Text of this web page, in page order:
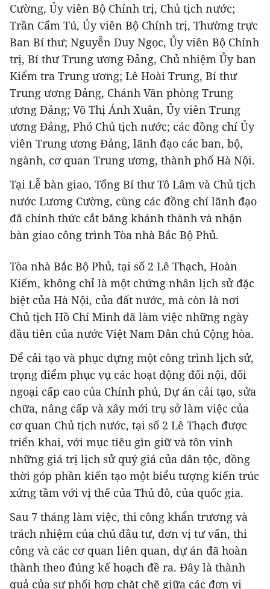
Cường, Ủy viên Bộ Chính trị, Chủ tịch nước;
Trần Cẩm Tú, Ủy viên Bộ Chính trị, Thường trực
Ban Bí thư; Nguyễn Duy Ngọc, Ủy viên Bộ Chính
trị, Bí thư Trung ương Đảng, Chủ nhiệm Ủy ban
Kiểm tra Trung ương; Lê Hoài Trung, Bí thư
Trung ương Đảng, Chánh Văn phòng Trung
ương Đảng; Võ Thị Ánh Xuân, Ủy viên Trung
ương Đảng, Phó Chủ tịch nước; các đồng chí Ủy
viên Trung ương Đảng, lãnh đạo các ban, bộ,
ngành, cơ quan Trung ương, thành phố Hà Nội.
Tại Lễ bàn giao, Tổng Bí thư Tô Lâm và Chủ tịch
nước Lương Cường, cùng các đồng chí lãnh đạo
đã chính thức cắt băng khánh thành và nhận
bàn giao công trình Tòa nhà Bắc Bộ Phủ.
Tòa nhà Bắc Bộ Phủ, tại số 2 Lê Thạch, Hoàn
Kiếm, không chỉ là một chứng nhân lịch sử đặc
biệt của Hà Nội, của đất nước, mà còn là nơi
Chủ tịch Hồ Chí Minh đã làm việc những ngày
đầu tiên của nước Việt Nam Dân chủ Cộng hòa.
Để cải tạo và phục dựng một công trình lịch sử,
trọng điểm phục vụ các hoạt động đối nội, đối
ngoại cấp cao của Chính phủ, Dự án cải tạo, sửa
chữa, nâng cấp và xây mới trụ sở làm việc của
cơ quan Chủ tịch nước, tại số 2 Lê Thạch được
triển khai, với mục tiêu gìn giữ và tôn vinh
những giá trị lịch sử quý giá của dân tộc, đồng
thời góp phần kiến tạo một biểu tượng kiến trúc
xứng tầm với vị thế của Thủ đô, của quốc gia.
Sau 7 tháng làm việc, thi công khẩn trương và
trách nhiệm của chủ đầu tư, đơn vị tư vấn, thi
công và các cơ quan liên quan, dự án đã hoàn
thành theo đúng kế hoạch đề ra. Đây là thành
quả của sự phối hợp chặt chẽ giữa các đơn vị